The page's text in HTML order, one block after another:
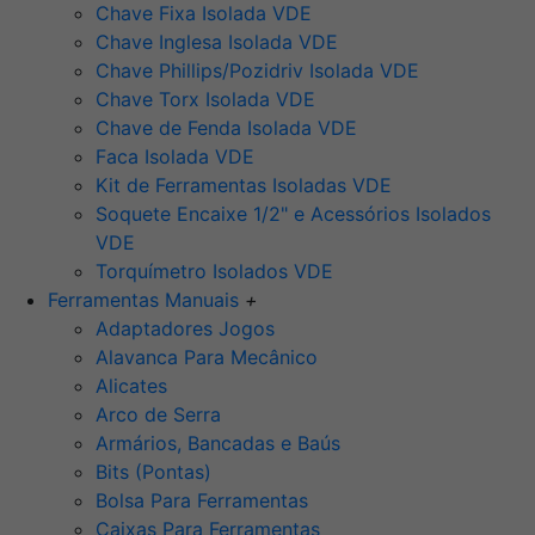
Chave Fixa Isolada VDE
Chave Inglesa Isolada VDE
Chave Phillips/Pozidriv Isolada VDE
Chave Torx Isolada VDE
Chave de Fenda Isolada VDE
Faca Isolada VDE
Kit de Ferramentas Isoladas VDE
Soquete Encaixe 1/2" e Acessórios Isolados
VDE
Torquímetro Isolados VDE
Ferramentas Manuais +
Adaptadores Jogos
Alavanca Para Mecânico
Alicates
Arco de Serra
Armários, Bancadas e Baús
Bits (Pontas)
Bolsa Para Ferramentas
Caixas Para Ferramentas